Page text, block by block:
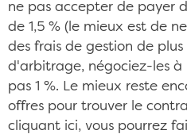
ne pas accepter de payer
de 1,5 % (le mieux est de
des frais de gestion de plus
d'arbitrage, négociez-les à
pas 1 %. Le mieux reste
offres pour trouver le
cliquant ici, vous pourrez